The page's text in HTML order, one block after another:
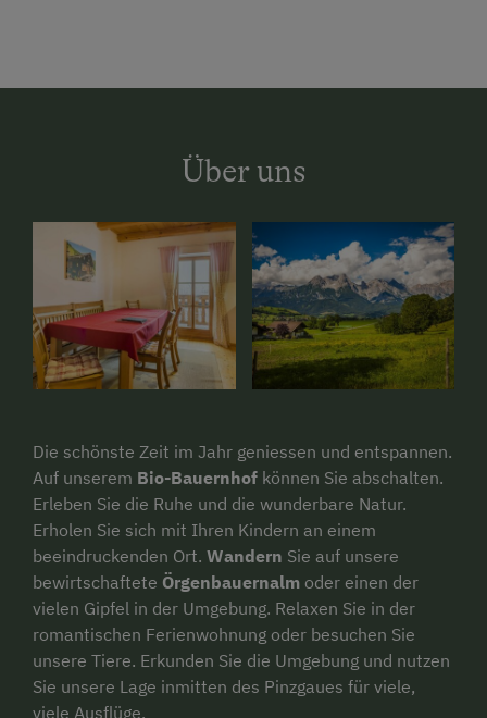
Über uns
Die schönste Zeit im Jahr geniessen und entspannen.
Auf unserem Bio-Bauernhof können Sie abschalten.
Erleben Sie die Ruhe und die wunderbare Natur.
Erholen Sie sich mit Ihren Kindern an einem
beeindruckenden Ort. Wandern Sie auf unsere
bewirtschaftete Örgenbauernalm oder einen der
vielen Gipfel in der Umgebung. Relaxen Sie in der
romantischen Ferienwohnung oder besuchen Sie
unsere Tiere. Erkunden Sie die Umgebung und nutzen
Sie unsere Lage inmitten des Pinzgaues für viele,
viele Ausflüge.